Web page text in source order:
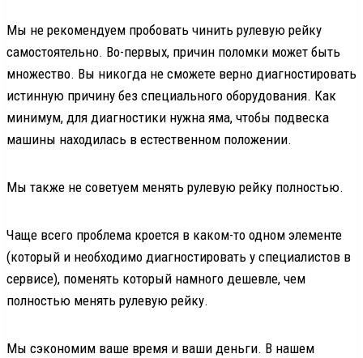
Мы не рекомендуем пробовать чинить рулевую рейку
самостоятельно. Во-первых, причин поломки может быть
множество. Вы никогда не сможете верно диагностировать
истинную причину без специального оборудования. Как
минимум, для диагностики нужна яма, чтобы подвеска
машины находилась в естественном положении.
Мы также не советуем менять рулевую рейку полностью.
Чаще всего проблема кроется в каком-то одном элементе
(который и необходимо диагностировать у специалистов в
сервисе), поменять который намного дешевле, чем
полностью менять рулевую рейку.
Мы сэкономим ваше время и ваши деньги. В нашем